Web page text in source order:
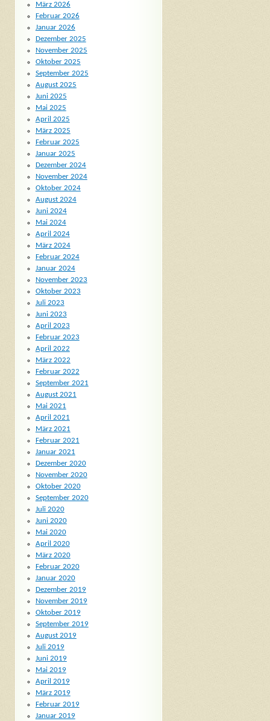
März 2026
Februar 2026
Januar 2026
Dezember 2025
November 2025
Oktober 2025
September 2025
August 2025
Juni 2025
Mai 2025
April 2025
März 2025
Februar 2025
Januar 2025
Dezember 2024
November 2024
Oktober 2024
August 2024
Juni 2024
Mai 2024
April 2024
März 2024
Februar 2024
Januar 2024
November 2023
Oktober 2023
Juli 2023
Juni 2023
April 2023
Februar 2023
April 2022
März 2022
Februar 2022
September 2021
August 2021
Mai 2021
April 2021
März 2021
Februar 2021
Januar 2021
Dezember 2020
November 2020
Oktober 2020
September 2020
Juli 2020
Juni 2020
Mai 2020
April 2020
März 2020
Februar 2020
Januar 2020
Dezember 2019
November 2019
Oktober 2019
September 2019
August 2019
Juli 2019
Juni 2019
Mai 2019
April 2019
März 2019
Februar 2019
Januar 2019